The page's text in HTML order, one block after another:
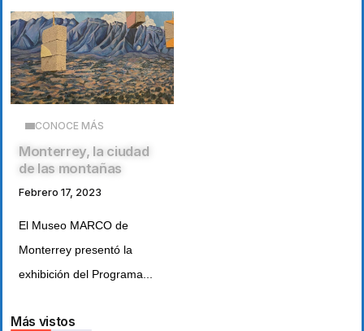
CONOCE MÁS
Monterrey, la ciudad
de las montañas
Febrero 17, 2023
El Museo MARCO de
Monterrey presentó la
exhibición del Programa...
Más vistos